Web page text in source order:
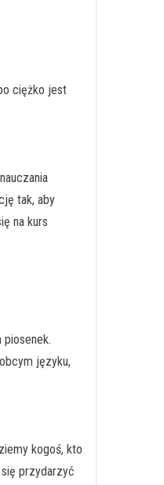
ciężko jest
tak, aby
na kurs
języku,
kogoś, kto
przydarzyć